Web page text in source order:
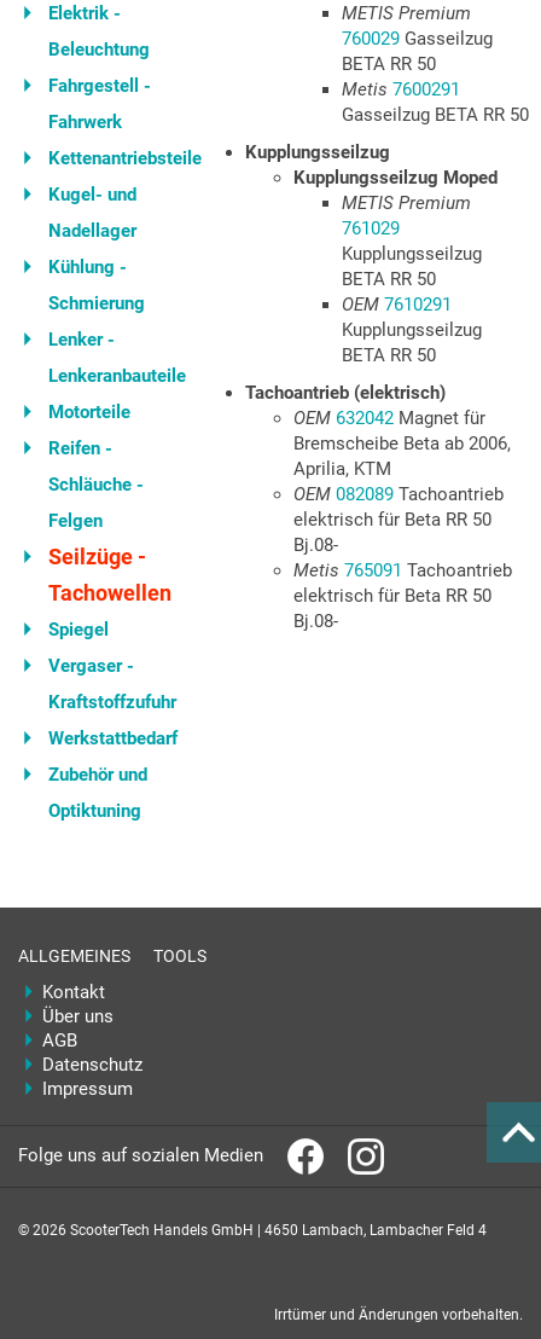
Elektrik -
Beleuchtung
Fahrgestell -
Fahrwerk
Kettenantriebsteile
Kugel- und
Nadellager
Kühlung -
Schmierung
Lenker -
Lenkeranbauteile
Motorteile
Reifen -
Schläuche -
Felgen
Seilzüge -
Tachowellen
Spiegel
Vergaser -
Kraftstoffzufuhr
Werkstattbedarf
Zubehör und
Optiktuning
METIS Premium
760029Gasseilzug
BETA RR 50
Metis 7600291
Gasseilzug BETA RR 50
Kupplungsseilzug
Kupplungsseilzug Moped
METIS Premium
761029
Kupplungsseilzug
BETA RR 50
OEM 7610291
Kupplungsseilzug
BETA RR 50
Tachoantrieb (elektrisch)
OEM 632042Magnet für
Bremscheibe Beta ab 2006,
Aprilia, KTM
OEM 082089Tachoantrieb
elektrisch für Beta RR 50
Bj.08-
Metis 765091 Tachoantrieb
elektrisch für Beta RR 50
Bj.08-
ALLGEMEINES
Kontakt
Über uns
AGB
Datenschutz
Impressum
TOOLS
Folge uns auf sozialen Medien
© 2026 ScooterTech Handels GmbH | 4650 Lambach, Lambacher Feld 4
Irrtümer und Änderungen vorbehalten.